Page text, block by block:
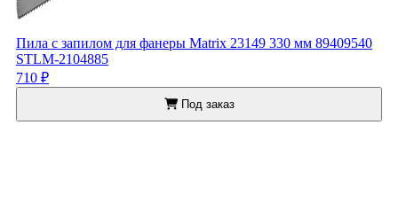
Пила с запилом для фанеры Matrix 23149 330 мм 89409540
STLM-2104885
710 ₽
Под заказ